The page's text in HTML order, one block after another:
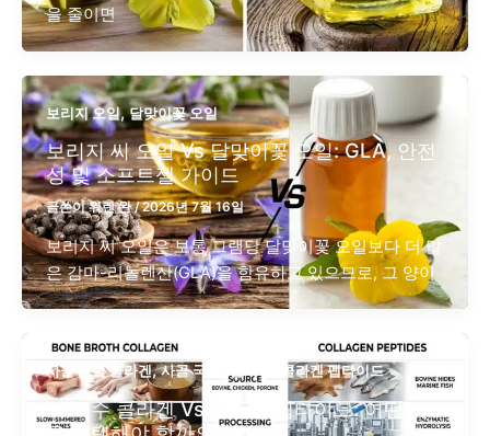
을 줄이면
보리지 오일,달맞이꽃 오일
보리지 씨 오일 Vs 달맞이꽃 오일: GLA, 안전
성 및 소프트젤 가이드
글쓴이워렌 완/2026년 7월 16일
보리지 씨 오일은 보통 그램당 달맞이꽃 오일보다 더 많
은 감마-리놀렌산(GLA)을 함유하고 있으므로, 그 양이
사골 국물 콜라겐,사골 국물 콜라겐 펩타이드
뼈 육수 콜라겐 Vs 콜라겐 펩타이드: 어떤 것